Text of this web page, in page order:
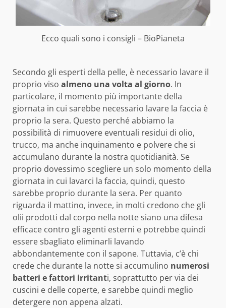
Ecco quali sono i consigli – BioPianeta
Secondo gli esperti della pelle, è necessario lavare il
proprio viso almeno una volta al giorno. In
particolare, il momento più importante della
giornata in cui sarebbe necessario lavare la faccia è
proprio la sera. Questo perché abbiamo la
possibilità di rimuovere eventuali residui di olio,
trucco, ma anche inquinamento e polvere che si
accumulano durante la nostra quotidianità. Se
proprio dovessimo scegliere un solo momento della
giornata in cui lavarci la faccia, quindi, questo
sarebbe proprio durante la sera. Per quanto
riguarda il mattino, invece, in molti credono che gli
olii prodotti dal corpo nella notte siano una difesa
efficace contro gli agenti esterni e potrebbe quindi
essere sbagliato eliminarli lavando
abbondantemente con il sapone. Tuttavia, c’è chi
crede che durante la notte si accumulino numerosi
batteri e fattori irritanti, soprattutto per via dei
cuscini e delle coperte, e sarebbe quindi meglio
detergere non appena alzati.